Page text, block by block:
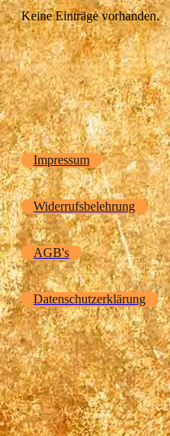
Keine Einträge vorhanden.
Impressum
Widerrufsbelehrung
AGB's
Datenschutzerklärung